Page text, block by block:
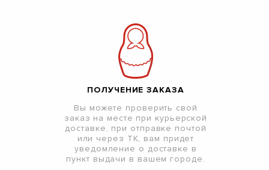
ПОЛУЧЕНИЕ ЗАКАЗА
Вы можете проверить свой
заказ на месте при курьерской
доставке, при отправке почтой
или через ТК, вам придет
уведомление о доставке в
пункт выдачи в вашем городе.